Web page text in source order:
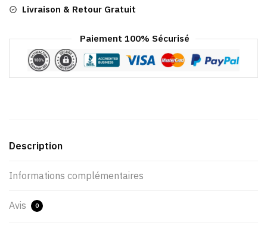
Livraison & Retour Gratuit
Paiement 100% Sécurisé
Description
Informations complémentaires
Avis 0